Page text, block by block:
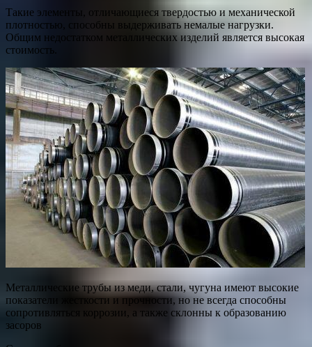
Такие элементы, отличающиеся твердостью и механической
плотностью, способны выдерживать немалые нагрузки.
Общим недостатком металлических изделий является высокая
стоимость.
Металлические трубы из меди, стали, чугуна имеют высокие
показатели жесткости и прочности, но не всегда способны
сопротивляться коррозии, а также склонны к образованию
засоров